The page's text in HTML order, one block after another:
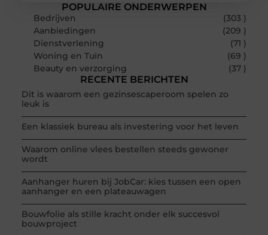
POPULAIRE ONDERWERPEN
Bedrijven
(303 )
Aanbiedingen
(209 )
Dienstverlening
(71 )
Woning en Tuin
(69 )
Beauty en verzorging
(37 )
RECENTE BERICHTEN
Dit is waarom een gezinsescaperoom spelen zo
leuk is
Een klassiek bureau als investering voor het leven
Waarom online vlees bestellen steeds gewoner
wordt
Aanhanger huren bij JobCar: kies tussen een open
aanhanger en een plateauwagen
Bouwfolie als stille kracht onder elk succesvol
bouwproject